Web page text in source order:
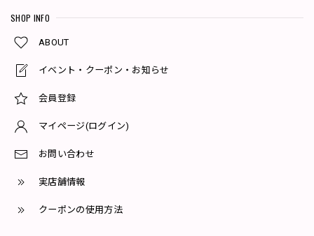
SHOP INFO
ABOUT
イベント・クーポン・お知らせ
会員登録
マイページ(ログイン)
お問い合わせ
実店舗情報
クーポンの使用方法